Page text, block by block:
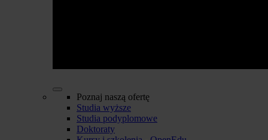
Poznaj naszą ofertę
Studia wyższe
Studia podyplomowe
Doktoraty